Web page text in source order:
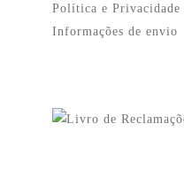
Política e Privacidade
Informações de envio